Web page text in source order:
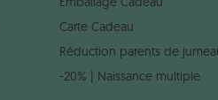
Carte Cadeau
Réduction parents de
-20% | Naissance multiple